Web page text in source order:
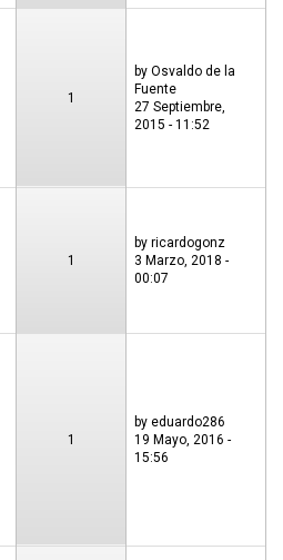
1
by Osvaldo de la
Fuente
27 Septiembre,
2015 - 11:52
1
by ricardogonz
3 Marzo, 2018 -
00:07
1
by eduardo286
19 Mayo, 2016 -
15:56